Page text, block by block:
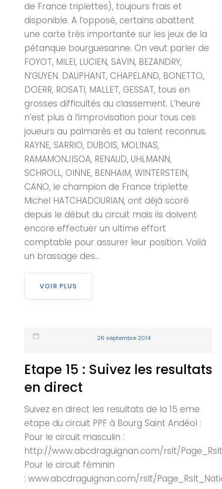
de France triplettes), toujours frais et
disponible. A l’opposé, certains abattent
une carte très importante sur les jeux de la
pétanque bourguesanne. On veut parler de
FOYOT, MILEI, LUCIEN, SAVIN, BEZANDRY,
N’GUYEN. DAUPHANT, CHAPELAND, BONETTO,
DOERR, ROSATI, MALLET, GESSAT, tous en
grosses difficultés au classement. L’heure
n’est plus à l’improvisation pour tous ces
joueurs au palmarès et au talent reconnus.
RAYNE, SARRIO, DUBOIS, MOLINAS,
RAMAMONJISOA, RENAUD, UHLMANN,
SCHROLL, OINNE, BENHAIM, WINTERSTEIN,
CANO, le champion de France triplette
Michel HATCHADOURIAN, ont déjà scoré
depuis le début du circuit mais ils doivent
encore effectuer un ultime effort
comptable pour assurer leur position. Voilà
un brassage des...
VOIR PLUS
26 septembre 2014
Etape 15 : Suivez les resultats
en direct
Suivez en direct les resultats de la 15 eme
etape du circuit PPF à Bourg Saint Andéol :
Pour le circuit masculin :
http://www.abcdraguignan.com/rslt/
Pour le circuit féminin
: www.abcdraguignan.com/rslt/